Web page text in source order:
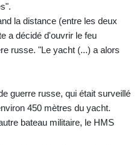
la distance (entre les deux
a décidé d'ouvrir le feu
russe. "Le yacht (...) a alors
guerre russe, qui était surveillé
450 mètres du yacht.
bateau militaire, le HMS